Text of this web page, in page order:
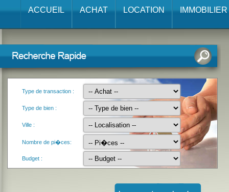
ACCUEIL ACHAT LOCATION
Type de transaction :
Type de bien :
Ville :
Nombre de pi�ces:
Budget :